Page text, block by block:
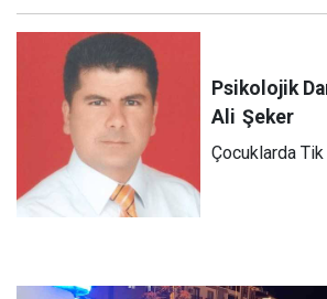
Psikolojik
Ali Şeker
Çocuklarda